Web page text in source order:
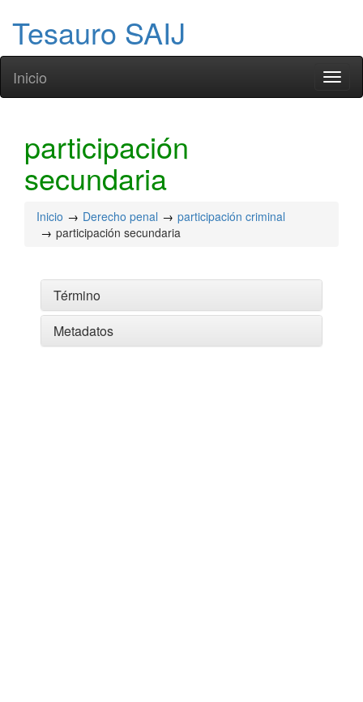
Tesauro SAIJ
Inicio
participación
secundaria
Inicio Derecho penal
participación criminal
participación secundaria
Término
Metadatos